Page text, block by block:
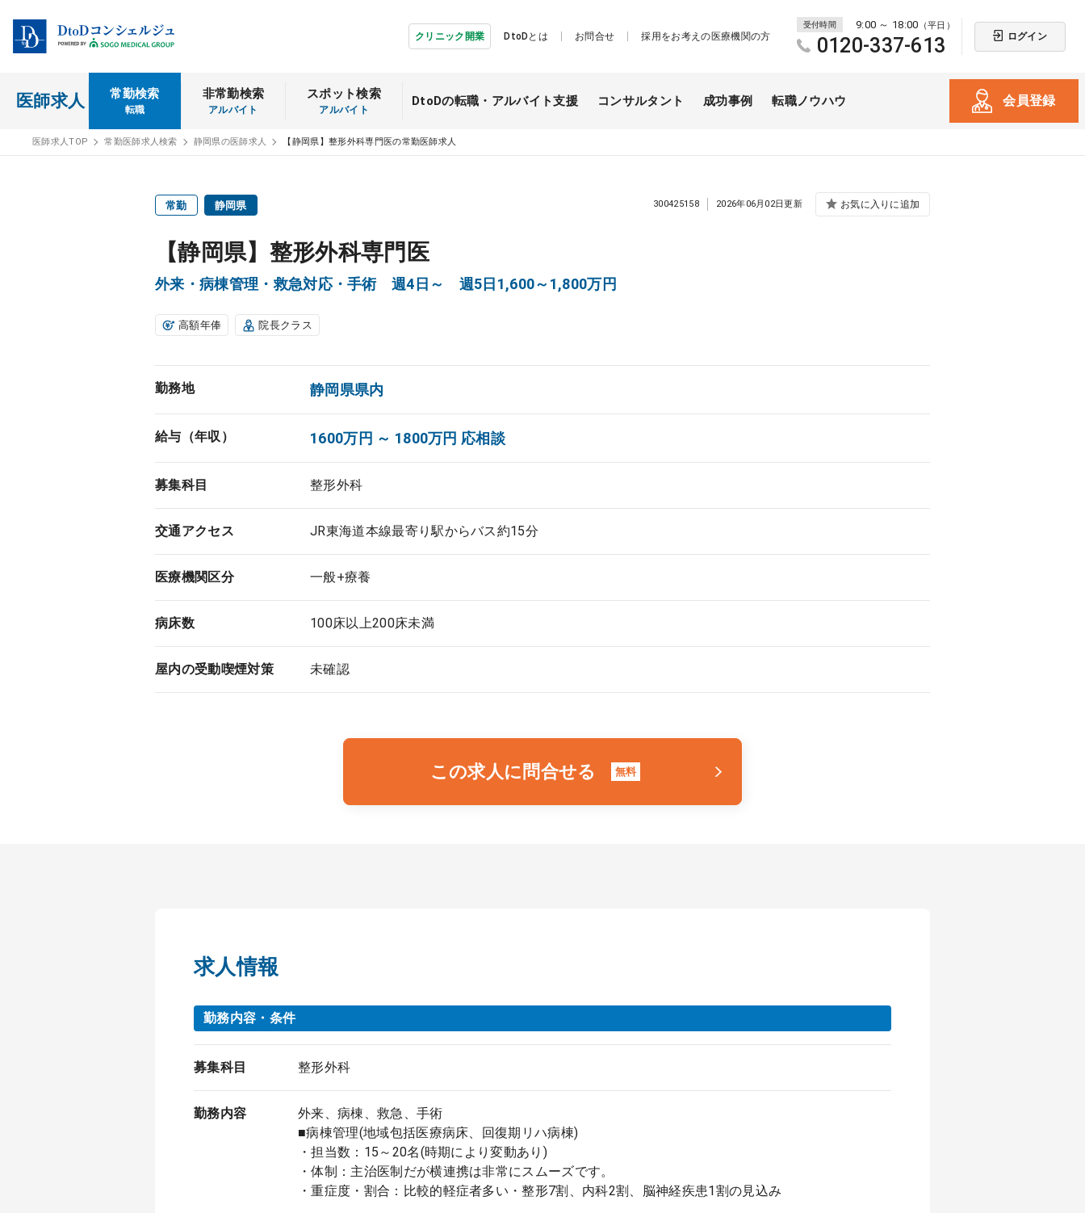
クリニック開業 DtoDとは お問合せ 採用をお考えの医療機関の方
受付時間 9:00 ～ 18:00 （平日）
0120-337-613 ログイン
医師求人 常勤検索
転職
非常勤検索
アルバイト
スポット検索
アルバイト
DtoDの転職・ アルバイト支援 コンサルタント 成功事例 転職ノウハウ 会員登録
医師求人TOP 常勤医師求人検索 静岡県の医師求人 【静岡県】整形外科専門医の常勤医師求人
常勤 静岡県
【静岡県】整形外科専門医
外来・病棟管理・救急対応・手術 週4日～ 週5日1,600～1,800万円
300425158 2026年06月02日更新 お気に入りに追加
高額年俸 院長クラス
勤務地 静岡県県内
給与（年収） 1600万円 ～ 1800万円 応相談
募集科目 整形外科
交通アクセス JR東海道本線最寄り駅からバス約15分
医療機関区分 一般+療養
病床数 100床以上200床未満
屋内の受動喫煙対策 未確認
この求人に問合せる 無料
求人情報
勤務内容・条件
募集科目 整形外科
勤務内容
外来、病棟、救急、手術
■病棟管理(地域包括医療病床、回復期リハ病棟)
・担当数：15～20名(時期により変動あり)
・体制：主治医制だが横連携は非常にスムーズです。
・重症度・割合：比較的軽症者多い・整形7割、内科2割、脳神経疾患1割の見込み